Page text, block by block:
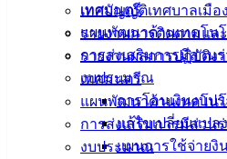
เทศมนตรี
แผนพัฒนาด้านเทคโน
การส่งเสริมการมีส่วน
งบประมาณ
การโอนเงินงบป
แก้ไขเปลี่ยนแป
แผนการใช้จ่ายงิ
เทศบัญญัติเทศบาลเมือ
รายงานการติดตามแล
รายงานผลการปฏิบัติง
เทศมนตรี
แผนพัฒนาด้านเทคโน
การส่งเสริมการมีส่วน
งบประมาณ
เมืองอ่าง
สำนักงาน
เทศบาลเมือง